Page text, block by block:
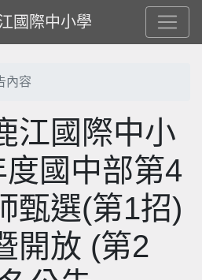
國際中小學
內容
江國際中小
國中部第4
甄選(第1招)
開放 (第2